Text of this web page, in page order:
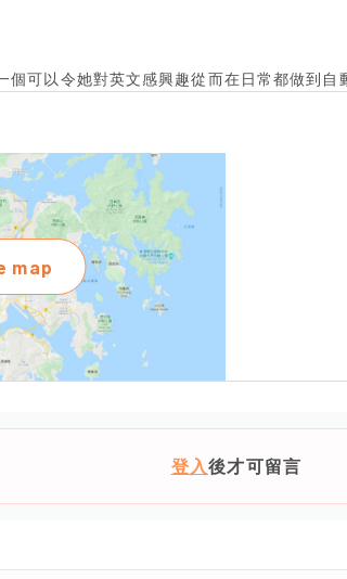
可以令她對英文感興趣從而在日常都做到自
map
登入後才可留言